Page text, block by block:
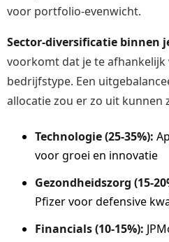
voor portfolio-evenwicht.
Sector-diversificatie binnen
voorkomt dat je te afhankelijk
bedrijfstype. Een
allocatie zou er zo uit kunnen
Technologie (25-35%):
voor groei en innovatie
Gezondheidszorg (15-
Pfizer voor defensive
Financials (10-15%):